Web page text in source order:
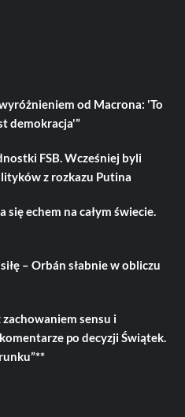
od Macrona: 'To
demokracja'”
FSB. Wcześniej byli
z rozkazu Putina
się echem na całym świecie.
– Orbán słabnie w obliczu
sensu i
po decyzji Świątek.